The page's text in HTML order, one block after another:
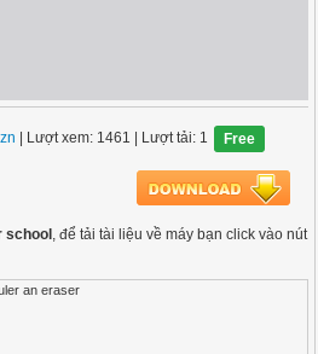
| Lượt xem: 1461 | Lượt tải: 1 Free
school , để tải tài liệu về máy bạn click vào nút
an eraser